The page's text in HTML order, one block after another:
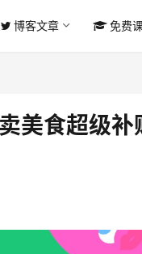
博客文章 免费
美食超级补